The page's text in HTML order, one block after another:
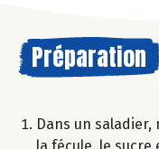
Préparation
Dans un